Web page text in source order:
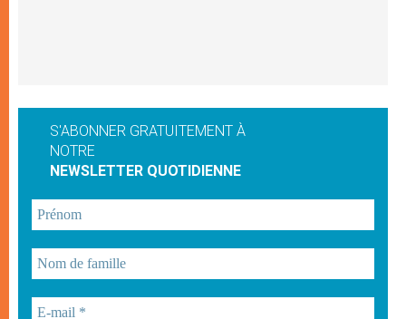
S'ABONNER GRATUITEMENT À
NOTRE
NEWSLETTER QUOTIDIENNE